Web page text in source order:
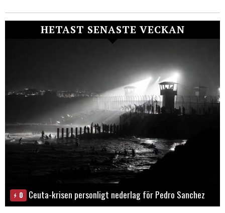
HETAST SENASTE VECKAN
0 Ceuta-krisen personligt nederlag för Pedro Sanchez